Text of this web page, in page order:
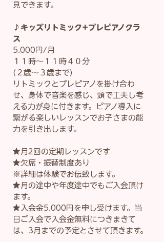
見できます。
​♪ キッズリトミック+プレピアノクラ
ス
5.000円/月
​１１時～１１時４０分
​(２歳～３歳まで)
リトミックとプレピアノを掛け合わ
せ、身体で音楽を感じ、頭で工夫し考
える力が身に付きます。ピアノ導入に
繋がる楽しいレッスンでお子さまの能
力を引き出します。​
​★月2回の定期レッスンです
★欠席・振替制度あり
※詳細は体験でお伝致します。
★月の途中や年度途中でもご入会頂け
ます。
★入会金5.000円を申し受けます。当
日ご入会で入会金無料につきまきて
は、3月までの予定とさせて頂きます。